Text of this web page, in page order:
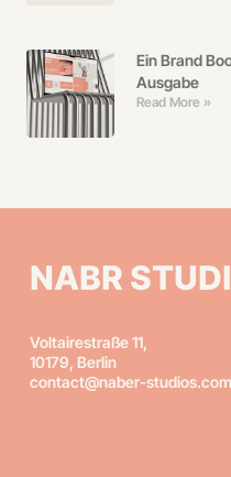
Ein Brand
Ausgabe
Read More »
NABR
Voltairestraße 11,
10179, Berlin
contact@naber-studios.com